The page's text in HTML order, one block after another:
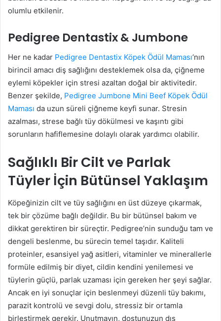
olumlu etkilenir.
Pedigree Dentastix & Jumbone
Her ne kadar Pedigree Dentastix Köpek Ödül Maması‘nın
birincil amacı diş sağlığını desteklemek olsa da, çiğneme
eylemi köpekler için stresi azaltan doğal bir aktivitedir.
Benzer şekilde, Pedigree Jumbone Mini Beef Köpek Ödül
Maması da uzun süreli çiğneme keyfi sunar. Stresin
azalması, strese bağlı tüy dökülmesi ve kaşıntı gibi
sorunların hafiflemesine dolaylı olarak yardımcı olabilir.
Sağlıklı Bir Cilt ve Parlak
Tüyler İçin Bütünsel Yaklaşım
Köpeğinizin cilt ve tüy sağlığını en üst düzeye çıkarmak,
tek bir çözüme bağlı değildir. Bu bir bütünsel bakım ve
dikkat gerektiren bir süreçtir. Pedigree’nin sunduğu tam ve
dengeli beslenme, bu sürecin temel taşıdır. Kaliteli
proteinler, esansiyel yağ asitleri, vitaminler ve minerallerle
formüle edilmiş bir diyet, cildin kendini yenilemesi ve
tüylerin güçlü, parlak uzaması için gereken her şeyi sağlar.
Ancak en iyi sonuçlar için beslenmeyi düzenli tüy bakımı,
parazit kontrolü ve sevgi dolu, stressiz bir ortamla
birleştirmek gerekir. Unutmayın, dostunuzun dış